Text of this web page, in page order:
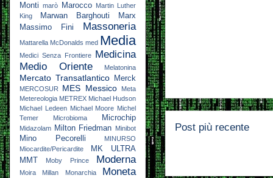
Post più recente
Monti
marò Marocco
Martin Luther
King
Marwan Barghouti
Marx
Massimo Fini
Massoneria
Mattarella McDonalds med Media
Medici Senza Frontiere Medicina
Medio Oriente
Melatonina
Mercato Transatlantico Merck
MERCOSUR MES Messico
Meta
Metereologia METREX Michael Hudson
Michael Ledeen Michael Moore Michel
Temer
Microbioma Microchip
Midazolam Milton Friedman Minibot
Mino Pecorelli
MINURSO
Miocardite/Pericardite
MK ULTRA
MMT
Moby Prince Moderna
Moira Millan Monarchia Moneta